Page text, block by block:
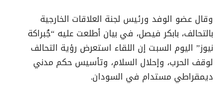
وقال عضو الوفد ورئيس لجنة العلاقات الخارجية
بالتحالف، بابكر فيصل، في بيان أطلعت عليه “جُبراكة
نيوز” اليوم السبت إن اللقاء استعرض رؤية التحالف
لوقف الحرب، وإحلال السلام، وتأسيس حكم مدني
ديمقراطي مستدام في السودان.